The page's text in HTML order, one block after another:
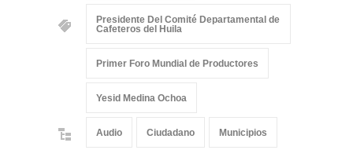
Presidente Del Comité Departamental de
Cafeteros del Huila
Primer Foro Mundial de Productores
Yesid Medina Ochoa
Audio Ciudadano Municipios